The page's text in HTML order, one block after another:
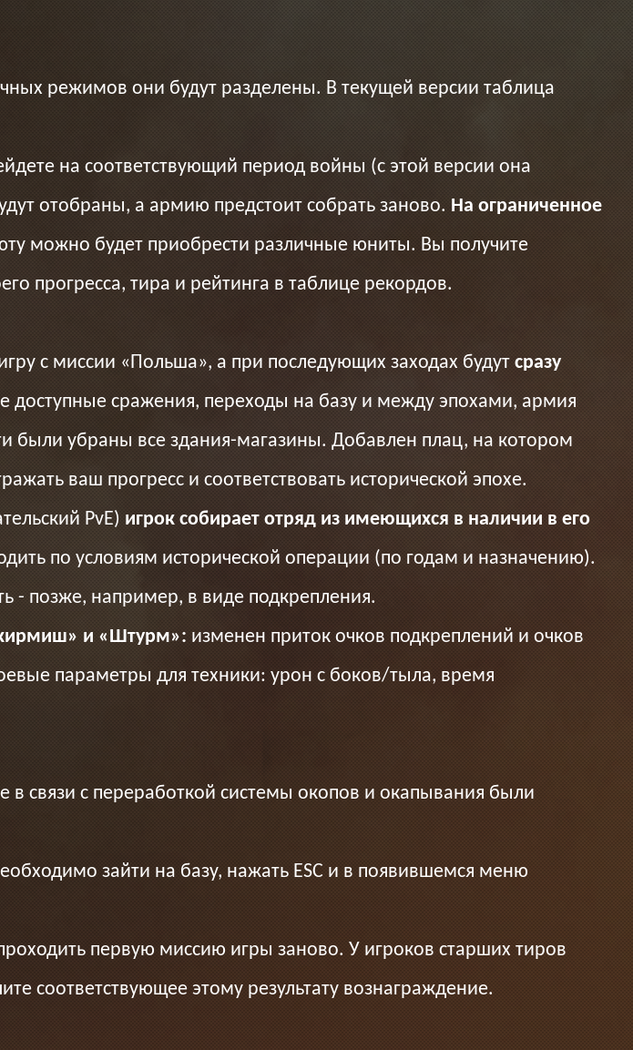
режимов они будут разделены. В текущей версии таблица
на соответствующий период войны (с этой версии она
отобраны, а армию предстоит собрать заново. На ограниченное
можно будет приобрести различные юниты. Вы получите
прогресса, тира и рейтинга в таблице рекордов.
с миссии «Польша», а при последующих заходах будут сразу
доступные сражения, переходы на базу и между эпохами, армия
были убраны все здания-магазины. Добавлен плац, на котором
ваш прогресс и соответствовать исторической эпохе.
PvE) игрок собирает отряд из имеющихся в наличии в его
по условиям исторической операции (по годам и назначению).
- позже, например, в виде подкрепления.
и «Штурм»: изменен приток очков подкреплений и очков
параметры для техники: урон с боков/тыла, время
связи с переработкой системы окопов и окапывания были
зайти на базу, нажать ESC и в появившемся меню
первую миссию игры заново. У игроков старших тиров
соответствующее этому результату вознаграждение.